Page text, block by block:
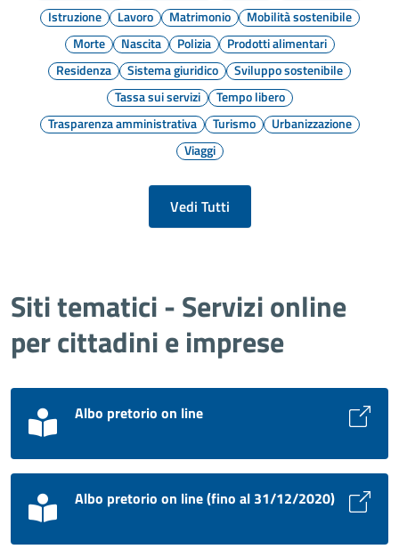
Istruzione
Lavoro Matrimonio
Mobilità sostenibile
Morte
Nascita Polizia
Prodotti alimentari
Residenza
Sistema giuridico
Sviluppo sostenibile
Tassa sui servizi
Tempo libero
Trasparenza amministrativa
Turismo
Urbanizzazione
Viaggi
Vedi Tutti
Siti tematici - Servizi online
per cittadini e imprese
Albo pretorio on line
Albo pretorio on line (fino al 31/12/2020)